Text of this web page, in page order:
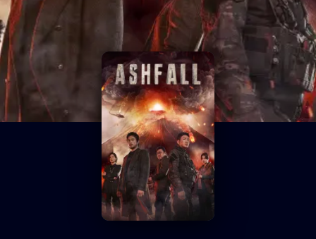
Dizi Kategorileri